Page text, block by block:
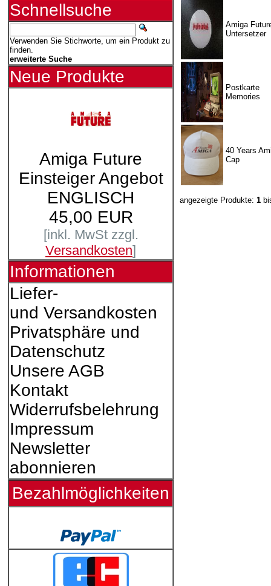
Schnellsuche
Verwenden Sie Stichworte, um ein Produkt zu
finden.
erweiterte Suche
Neue Produkte
Amiga Future
Einsteiger Angebot
ENGLISCH
45,00 EUR
[inkl. MwSt zzgl.
Versandkosten]
Informationen
Liefer-
und Versandkosten
Privatsphäre und
Datenschutz
Unsere AGB
Kontakt
Widerrufsbelehrung
Impressum
Newsletter
abonnieren
Bezahlmöglichkeiten
Amiga
Untersetzer
Postkarte
Memories
40 Years
Cap
angezeigte Produkte: 1